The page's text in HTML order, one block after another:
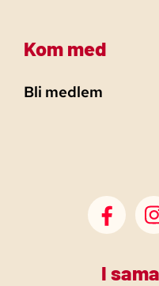
Kom med
Bli medlem
SDP
I